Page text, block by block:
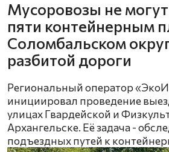
Мусоровозы не
пяти контейнерным
Соломбальском
разбитой дороги
Региональный оператор
инициировал проведение
улицах Гвардейской и
Архангельске. Её задача -
подъездных путей к